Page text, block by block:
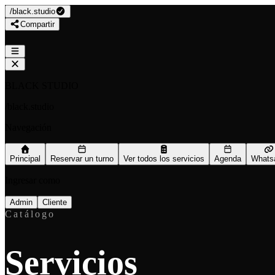
/black.studio
Compartir
Principal Reservar un turno Ver todos los servicios Agenda
Admin Cliente
Catálogo
Servicios